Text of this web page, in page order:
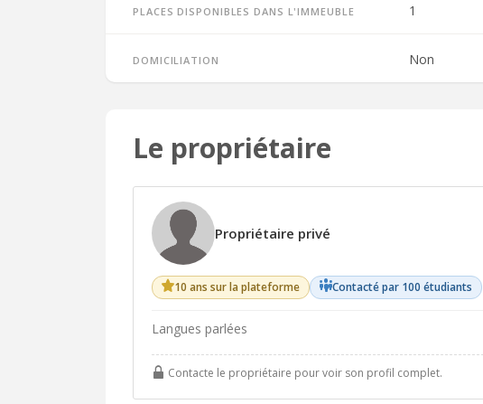
Places disponibles dans l'immeuble 1
Domiciliation Non
Le propriétaire
Propriétaire privé
10 ans sur la plateforme Contacté par 100 étudiants
Langues parlées
Contacte le propriétaire pour voir son profil complet.